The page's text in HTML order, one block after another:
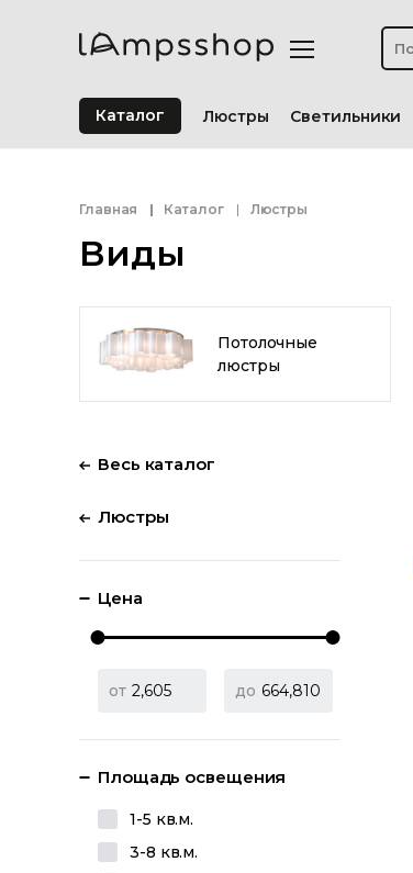
Каталог Люстры Светильники
Главная Каталог Люстры
Виды
Потолочные
люстры
Весь каталог
Люстры
Цена
от до
Площадь освещения
1-5 кв.м.
3-8 кв.м.